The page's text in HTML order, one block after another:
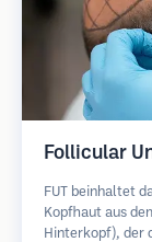
Follicular
FUT beinhaltet
Kopfhaut aus
Hinterkopf), der